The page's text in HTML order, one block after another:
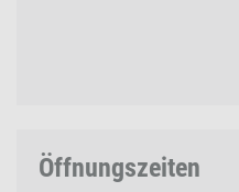
Öffnungszeiten